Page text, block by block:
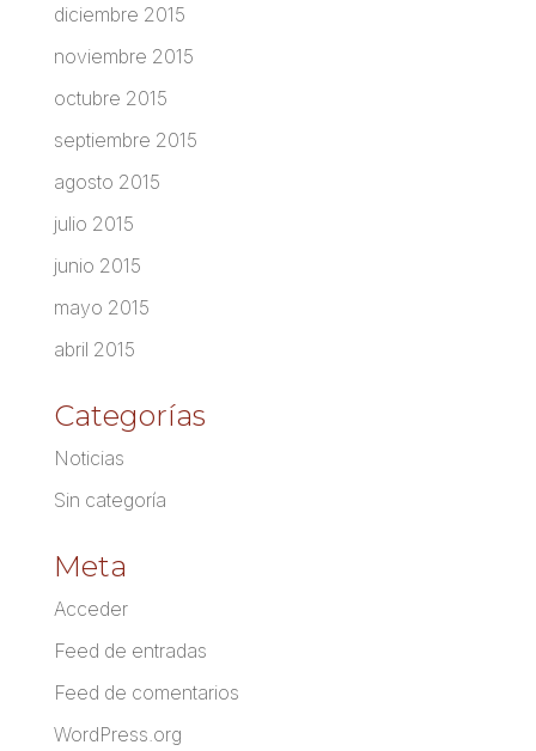
diciembre 2015
noviembre 2015
octubre 2015
septiembre 2015
agosto 2015
julio 2015
junio 2015
mayo 2015
abril 2015
Categorías
Noticias
Sin categoría
Meta
Acceder
Feed de entradas
Feed de comentarios
WordPress.org